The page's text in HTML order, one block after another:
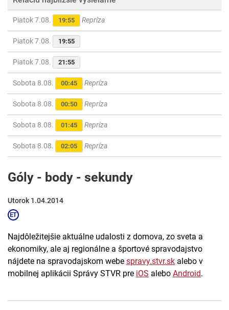
Piatok 7.08. 19:55 Repríza
Piatok 7.08. 19:55
Piatok 7.08. 21:55
Sobota 8.08. 00:45 Repríza
Sobota 8.08. 00:50 Repríza
Sobota 8.08. 01:45 Repríza
Sobota 8.08. 02:05 Repríza
Góly - body - sekundy
Utorok 1.04.2014
Najdôležitejšie aktuálne udalosti z domova, zo sveta a
ekonomiky, ale aj regionálne a športové spravodajstvo
nájdete na spravodajskom webe spravy.stvr.sk alebo v
mobilnej aplikácii Správy STVR pre iOS alebo Android.